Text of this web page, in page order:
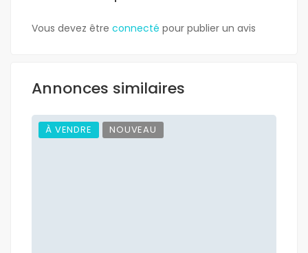
Vous devez être connecté pour publier un avis
Annonces similaires
À VENDRE NOUVEAU